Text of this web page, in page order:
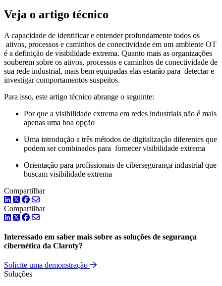
Veja o artigo técnico
A capacidade de identificar e entender profundamente todos os
ativos, processos e caminhos de conectividade em um ambiente OT
é a definição de visibilidade extrema. Quanto mais as organizações
souberem sobre os ativos, processos e caminhos de conectividade de
sua rede industrial, mais bem equipadas elas estarão para detectar e
investigar comportamentos suspeitos.
Para isso, este artigo técnico abrange o seguinte:
Por que a visibilidade extrema em redes industriais não é mais
apenas uma boa opção
Uma introdução a três métodos de digitalização diferentes que
podem ser combinados para fornecer visibilidade extrema
Orientação para profissionais de cibersegurança industrial que
buscam visibilidade extrema
Compartilhar
LinkedIn
TwitterFacebook
Compartilhar
LinkedIn
TwitterFacebook
Interessado em saber mais sobre as soluções de segurança
cibernética da Claroty?
Solicite uma demonstração
Soluções